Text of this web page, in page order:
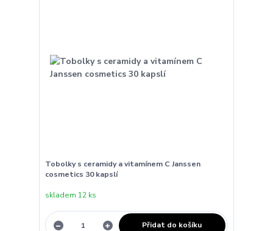
Tobolky s ceramidy a vitamínem C Janssen
cosmetics 30 kapslí
skladem 12 ks
Přidat do košíku